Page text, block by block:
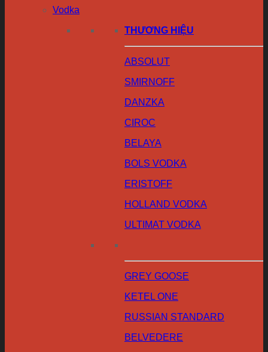
Vodka
THƯƠNG HIỆU
ABSOLUT
SMIRNOFF
DANZKA
CIROC
BELAYA
BOLS VODKA
ERISTOFF
HOLLAND VODKA
ULTIMAT VODKA
GREY GOOSE
KETEL ONE
RUSSIAN STANDARD
BELVEDERE